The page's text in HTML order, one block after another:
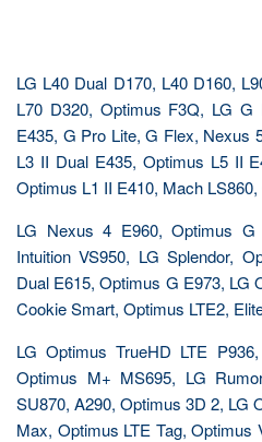
LG L40 Dual D170, L40 D160,
L70 D320, Optimus F3Q, LG
E435, G Pro Lite, G Flex, Nexus
L3 II Dual E435, Optimus L5 II
Optimus L1 II E410, Mach
LG Nexus 4 E960, Optimus
Intuition VS950, LG Splendor,
Dual E615, Optimus G E973, LG
Cookie Smart, Optimus LTE2,
LG Optimus TrueHD LTE
Optimus M+ MS695, LG
SU870, A290, Optimus 3D 2, LG
Max, Optimus LTE Tag,